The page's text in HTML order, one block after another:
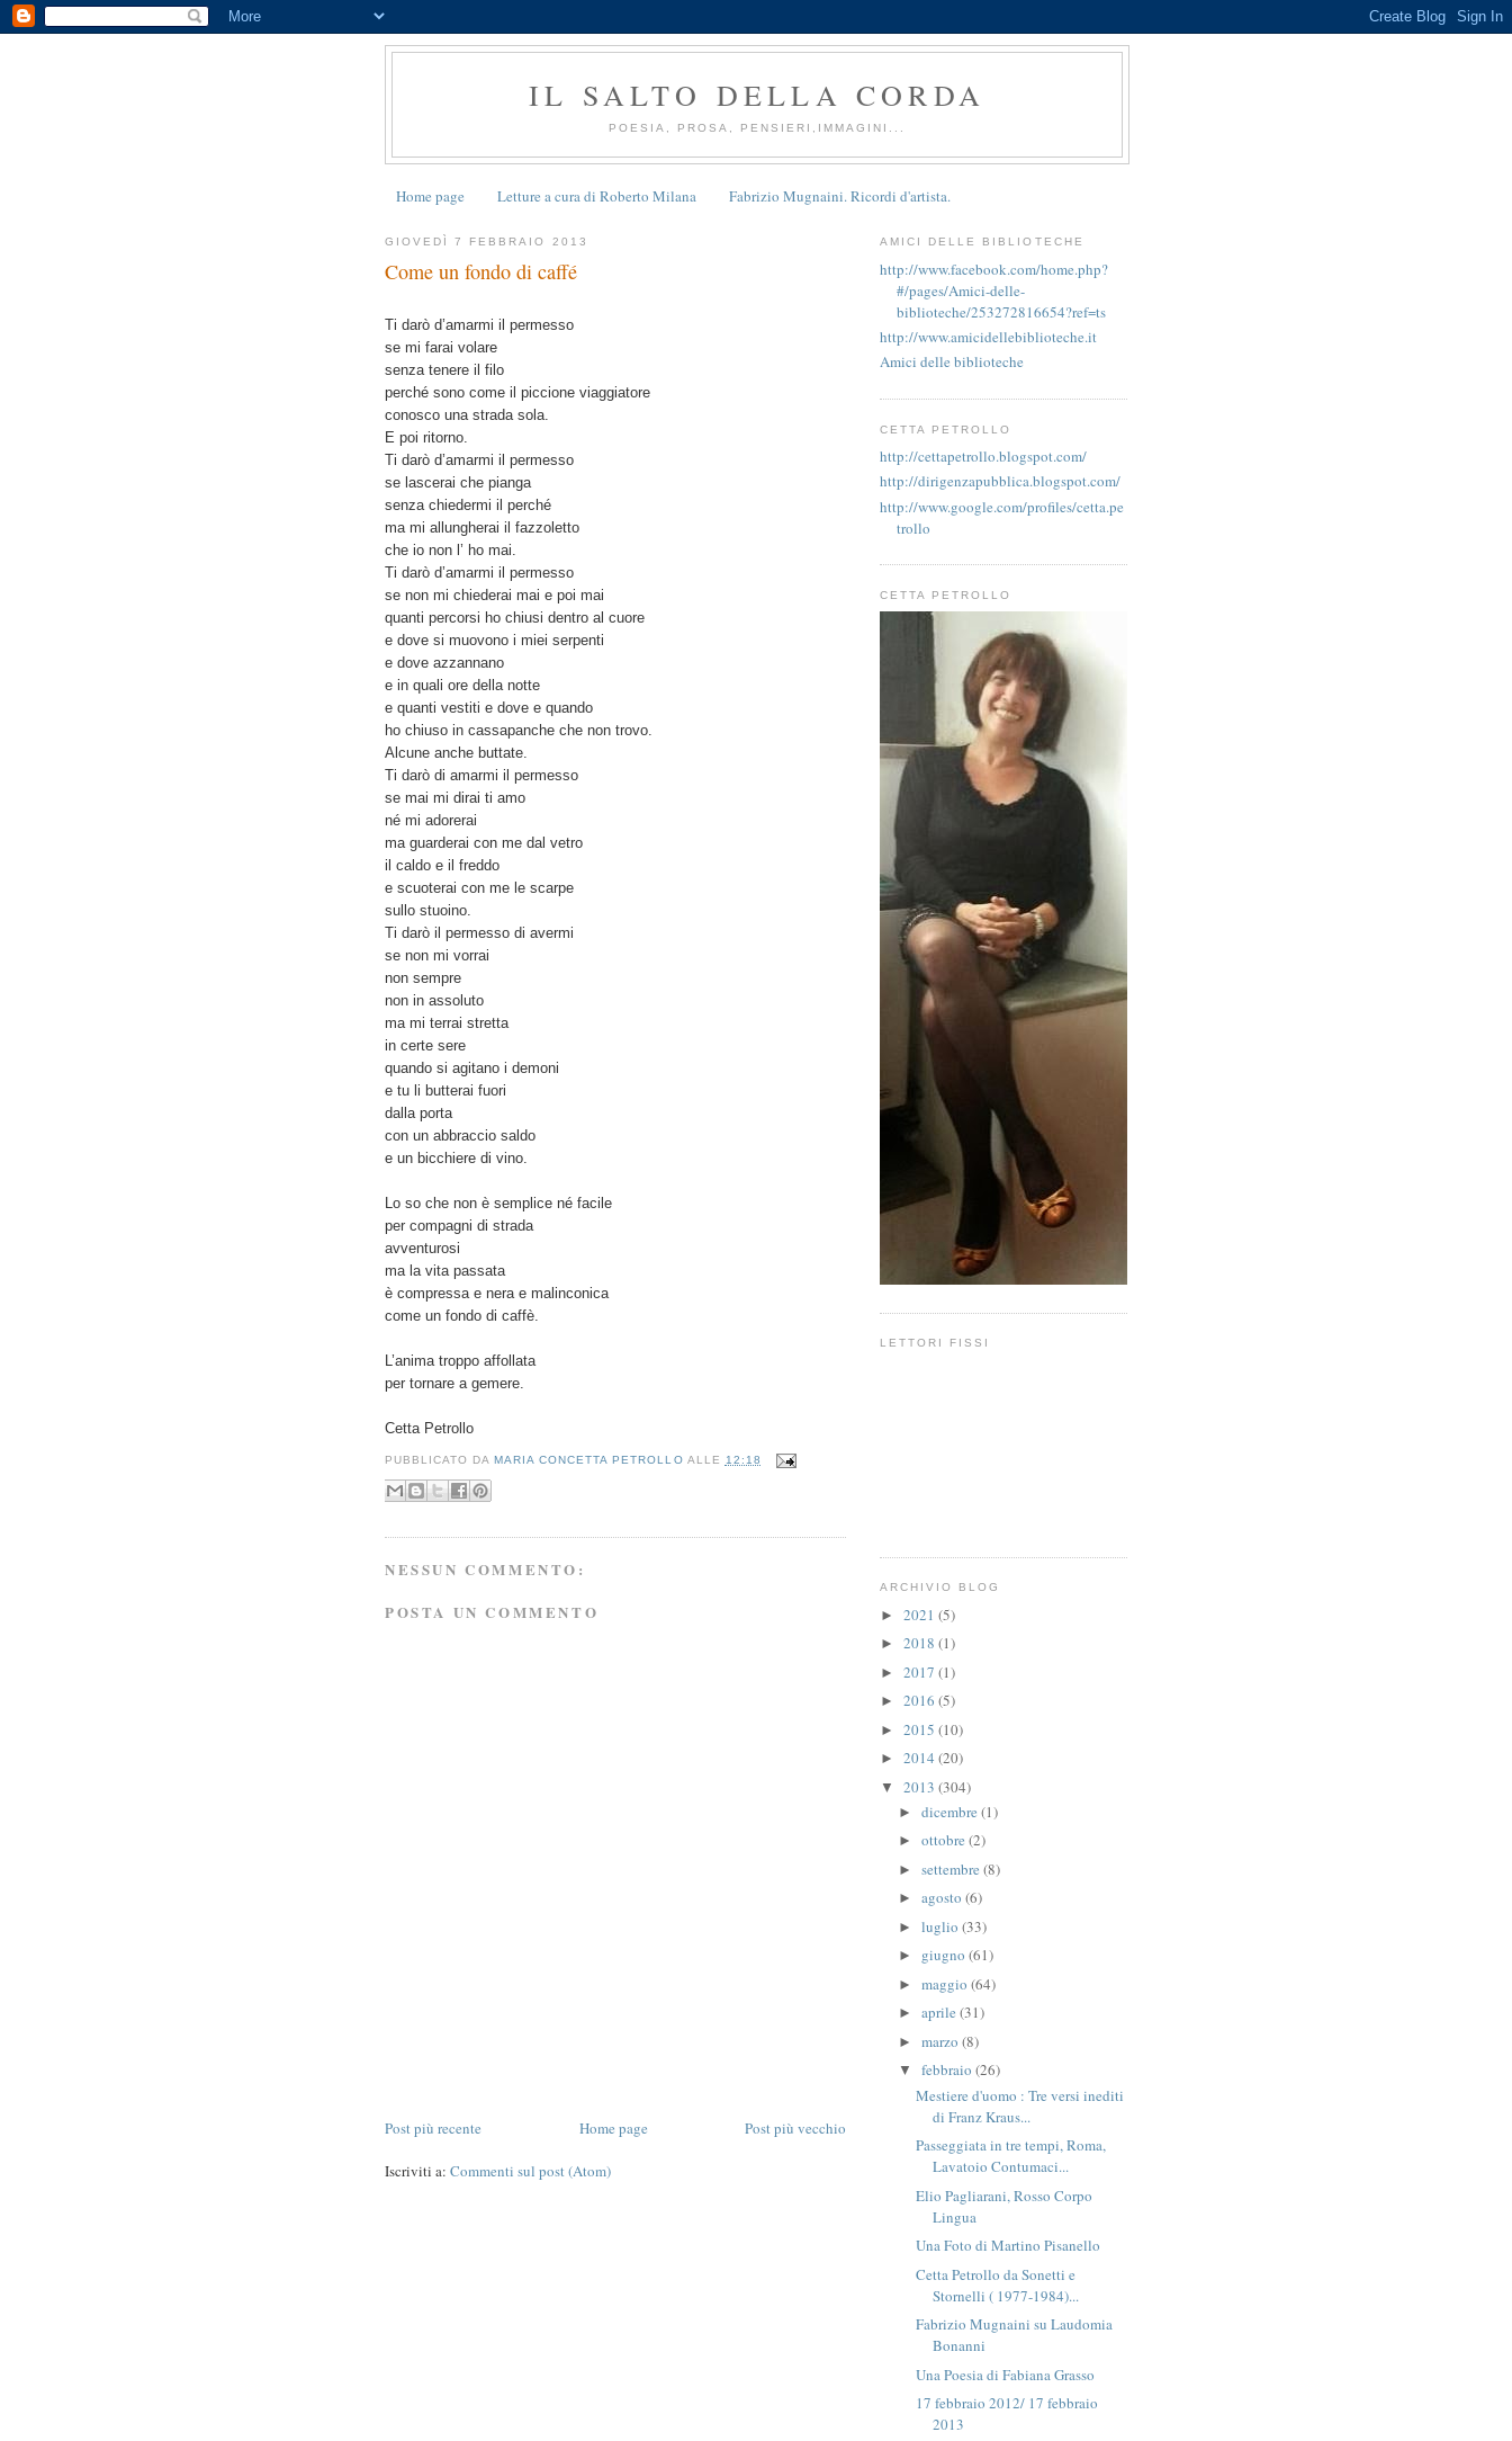
IL SALTO DELLA CORDA
POESIA, PROSA, PENSIERI,IMMAGINI...
Home page Letture a cura di Roberto Milana Fabrizio Mugnaini. Ricordi d'artista.
GIOVEDÌ 7 FEBBRAIO 2013
Come un fondo di caffé
Ti darò d’amarmi il permesso
se mi farai volare
senza tenere il filo
perché sono come il piccione viaggiatore
conosco una strada sola.
E poi ritorno.
Ti darò d’amarmi il permesso
se lascerai che pianga
senza chiedermi il perché
ma mi allungherai il fazzoletto
che io non l’ ho mai.
Ti darò d’amarmi il permesso
se non mi chiederai mai e poi mai
quanti percorsi ho chiusi dentro al cuore
e dove si muovono i miei serpenti
e dove azzannano
e in quali ore della notte
e quanti vestiti e dove e quando
ho chiuso in cassapanche che non trovo.
Alcune anche buttate.
Ti darò di amarmi il permesso
se mai mi dirai ti amo
né mi adorerai
ma guarderai con me dal vetro
il caldo e il freddo
e scuoterai con me le scarpe
sullo stuoino.
Ti darò il permesso di avermi
se non mi vorrai
non sempre
non in assoluto
ma mi terrai stretta
in certe sere
quando si agitano i demoni
e tu li butterai fuori
dalla porta
con un abbraccio saldo
e un bicchiere di vino.
Lo so che non è semplice né facile
per compagni di strada
avventurosi
ma la vita passata
è compressa e nera e malinconica
come un fondo di caffè.
L’anima troppo affollata
per tornare a gemere.
Cetta Petrollo
PUBBLICATO DA MARIA CONCETTA PETROLLO ALLE 12:18
NESSUN COMMENTO:
POSTA UN COMMENTO
Post più recente Post più vecchio
Home page
Iscriviti a: Commenti sul post (Atom)
AMICI DELLE BIBLIOTECHE
http://www.facebook.com/home.php?
#/pages/Amici-delle-
biblioteche/253272816654?ref=ts
http://www.amicidellebiblioteche.it
Amici delle biblioteche
CETTA PETROLLO
http://cettapetrollo.blogspot.com/
http://dirigenzapubblica.blogspot.com/
http://www.google.com/profiles/cetta.pe
trollo
CETTA PETROLLO
LETTORI FISSI
ARCHIVIO BLOG
► 2021 (5)
► 2018 (1)
► 2017 (1)
► 2016 (5)
► 2015 (10)
► 2014 (20)
▼ 2013 (304)
► dicembre (1)
► ottobre (2)
► settembre (8)
► agosto (6)
► luglio (33)
► giugno (61)
► maggio (64)
► aprile (31)
► marzo (8)
▼ febbraio (26)
Mestiere d'uomo : Tre versi inediti
di Franz Kraus...
Passeggiata in tre tempi, Roma,
Lavatoio Contumaci...
Elio Pagliarani, Rosso Corpo
Lingua
Una Foto di Martino Pisanello
Cetta Petrollo da Sonetti e
Stornelli ( 1977-1984)...
Fabrizio Mugnaini su Laudomia
Bonanni
Una Poesia di Fabiana Grasso
17 febbraio 2012/ 17 febbraio
2013